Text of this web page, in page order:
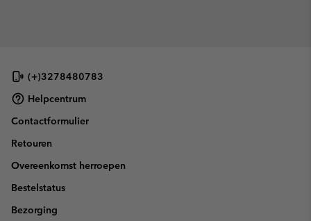
(+)3278480783
Helpcentrum
Contactformulier
Retouren
Overeenkomst herroepen
Bestelstatus
Bezorging